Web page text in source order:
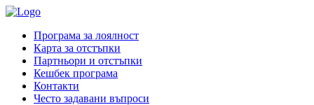
Програма за лоялност
Карта за отстъпки
Партньори и отстъпки
Кешбек програма
Контакти
Често задавани въпроси